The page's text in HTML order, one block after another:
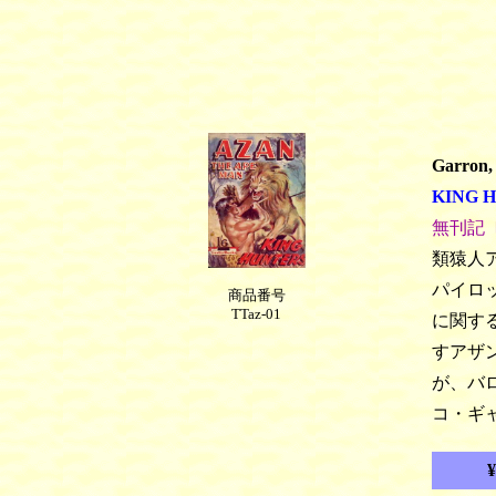
商品番号
TTaz-01
Garron,
KING
無刊記
類猿人
パイロ
に関す
すアザ
が、バ
コ・ギ